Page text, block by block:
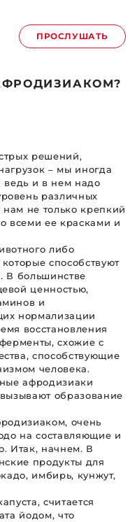
ПРОСЛУШАТЬ
решений,
– мы иногда
ведь и в нем надо
различных
не только крепкий
всеми ее красками и
либо
способствуют
В большинстве
ценностью,
и
нормализации
восстановления
схожие с
способствующие
человека.
афродизиаки
образование
очень
на составляющие и
Итак, начнем. В
продукты для
имбирь, кунжут,
считается
йодом, что